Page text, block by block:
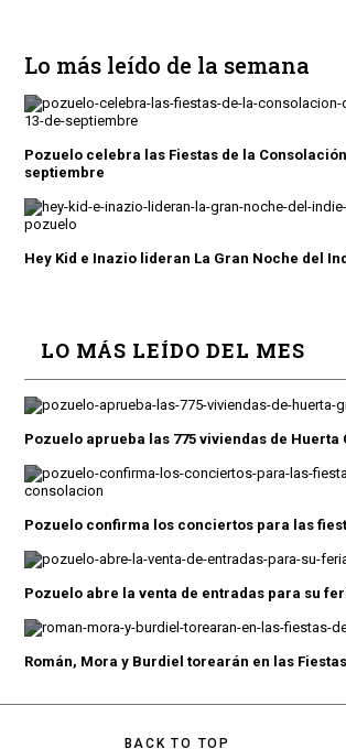
Lo más leído de la semana
Pozuelo celebra las Fiestas de la
septiembre
Hey Kid e Inazio lideran La Gran Noche del
LO MÁS LEÍDO DEL MES
Pozuelo aprueba las 775 viviendas de Huerta
Pozuelo confirma los conciertos para las
Pozuelo abre la venta de entradas para su
Román, Mora y Burdiel torearán en las
BACK TO TOP